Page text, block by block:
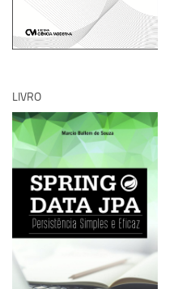
LIVRO